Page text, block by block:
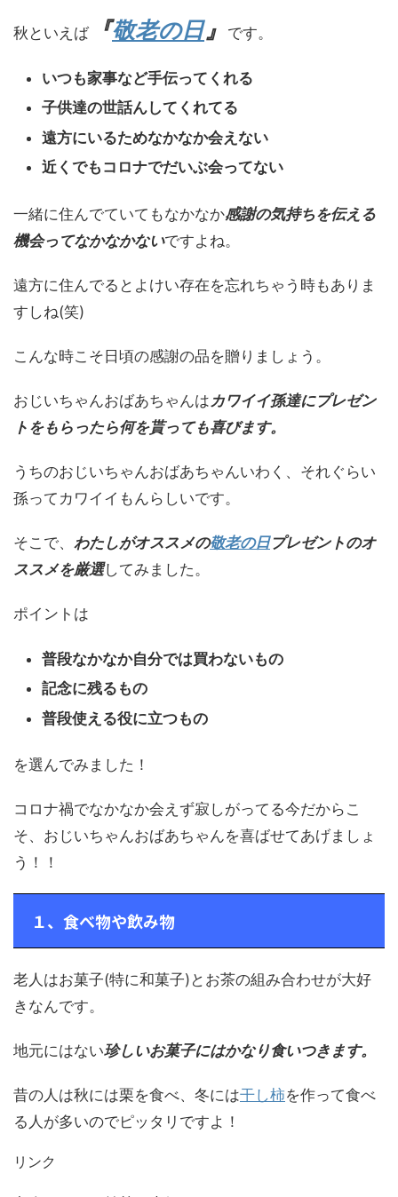
秋といえば『敬老の日』 です。
いつも家事など手伝ってくれる
子供達の世話んしてくれてる
遠方にいるためなかなか会えない
近くでもコロナでだいぶ会ってない
一緒に住んでていてもなかなか感謝の気持ちを伝える
機会ってなかなかないですよね。
遠方に住んでるとよけい存在を忘れちゃう時もありま
すしね(笑)
こんな時こそ日頃の感謝の品を贈りましょう。
おじいちゃんおばあちゃんは カワイイ孫達にプレゼン
トをもらったら何を貰っても喜びます。
うちのおじいちゃんおばあちゃんいわく、それぐらい
孫ってカワイイもんらしいです。
そこで、 わたしがオススメの敬老の日プレゼントのオ
ススメを厳選してみました。
ポイントは
普段なかなか自分では買わないもの
記念に残るもの
普段使える役に立つもの
を選んでみました！
コロナ禍でなかなか会えず寂しがってる今だからこ
そ、おじいちゃんおばあちゃんを喜ばせてあげましょ
う！！
１、食べ物や飲み物
老人はお菓子(特に和菓子)とお茶の組み合わせが大好
きなんです。
地元にはない珍しいお菓子にはかなり食いつきます。
昔の人は秋には栗を食べ、冬には干し柿を作って食べ
る人が多いのでピッタリですよ！
リンク